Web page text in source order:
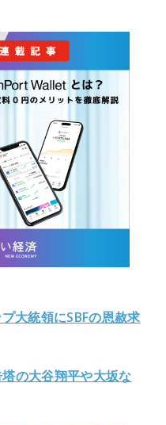
大統領にSBFの恩赦求
の大谷翔平や大坂な